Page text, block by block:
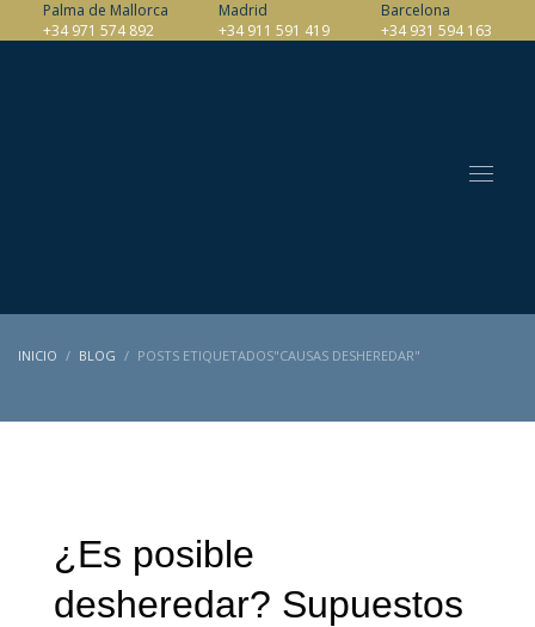
Palma de Mallorca
+34 971 574 892
Madrid
+34 911 591 419
Barcelona
+34 931 594 163
INICIO BLOG POSTS ETIQUETADOS"CAUSAS DESHEREDAR"
¿Es posible
desheredar? Supuestos